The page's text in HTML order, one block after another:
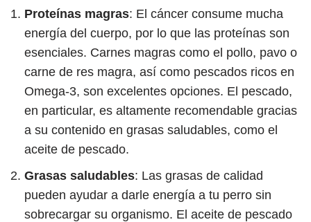
Proteínas magras: El cáncer consume mucha
energía del cuerpo, por lo que las proteínas son
esenciales. Carnes magras como el pollo, pavo o
carne de res magra, así como pescados ricos en
Omega-3, son excelentes opciones. El pescado,
en particular, es altamente recomendable gracias
a su contenido en grasas saludables, como el
aceite de pescado.
Grasas saludables: Las grasas de calidad
pueden ayudar a darle energía a tu perro sin
sobrecargar su organismo. El aceite de pescado